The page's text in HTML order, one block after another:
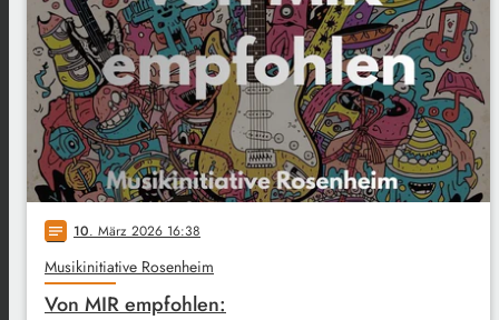
notes 10. März 2026 16:38
Musikinitiative Rosenheim
Von MIR empfohlen: